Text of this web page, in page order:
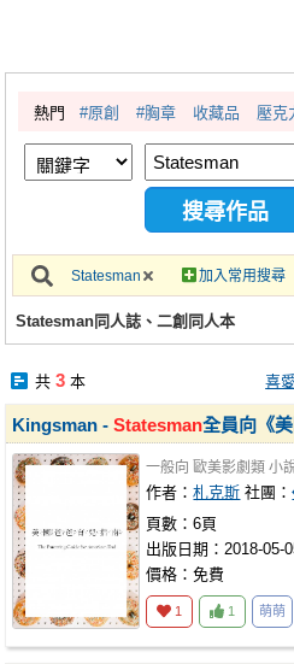
繪圖藝廊
交流中心
攤位轉讓區
會員中心
註冊會員
熱門 #原創 #胸章 收藏品 壓克
Statesman 加入常用搜尋
Statesman同人誌、二創同人本
共 3本 喜
Kingsman -Statesman全員向《
一般向 歐美影劇類 小
作者：札克斯 社團：
頁數：6頁
出版日期：2018-05-
價格：免費
1 1 萌萌